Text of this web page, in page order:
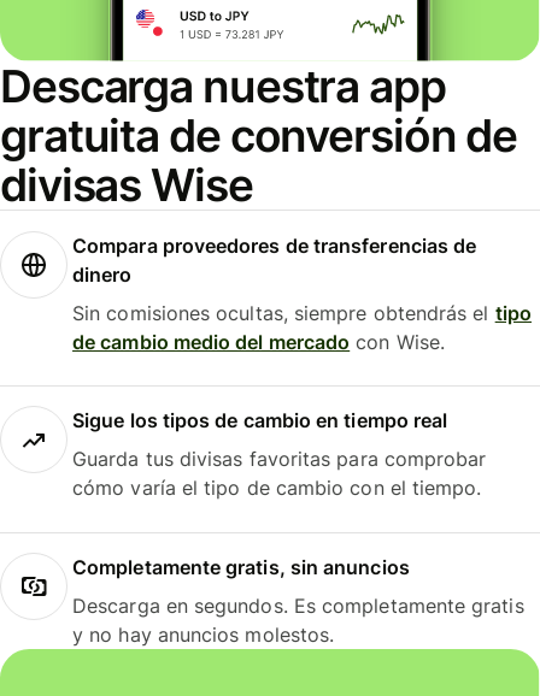
Descarga nuestra app
gratuita de conversión de
divisas Wise
Compara proveedores de transferencias de
dinero
Sin comisiones ocultas, siempre obtendrás el tipo
de cambio medio del mercado con Wise.
Sigue los tipos de cambio en tiempo real
Guarda tus divisas favoritas para comprobar
cómo varía el tipo de cambio con el tiempo.
Completamente gratis, sin anuncios
Descarga en segundos. Es completamente gratis
y no hay anuncios molestos.